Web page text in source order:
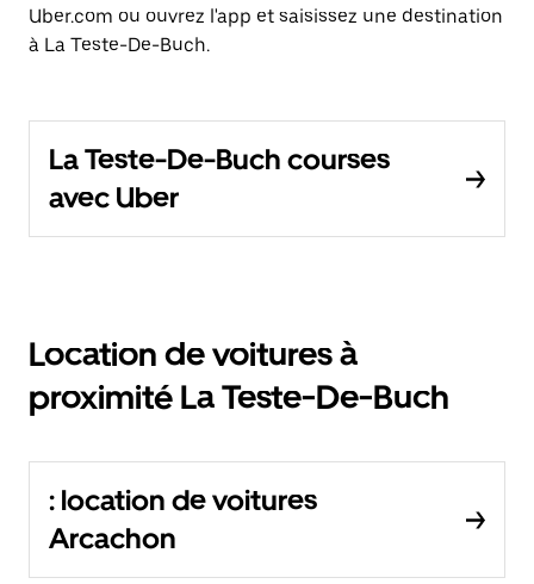
Uber.com ou ouvrez l'app et saisissez une destination
à La Teste-De-Buch.
La Teste-De-Buch courses
avec Uber
Location de voitures à
proximité La Teste-De-Buch
: location de voitures
Arcachon